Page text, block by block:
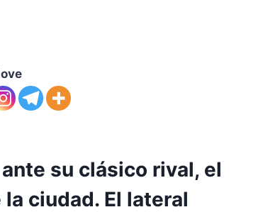
su clásico rival, el
ciudad. El lateral